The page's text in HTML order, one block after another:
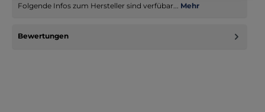
Folgende Infos zum Hersteller sind verfübar... Mehr
Bewertungen